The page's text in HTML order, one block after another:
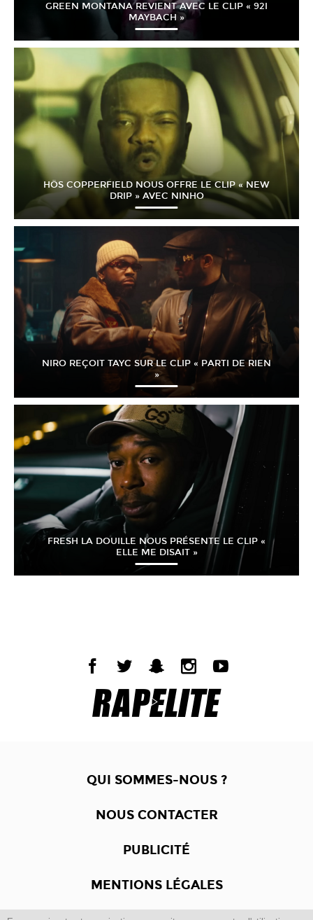
GREEN MONTANA REVIENT AVEC LE CLIP « 92I
MAYBACH »
HÖS COPPERFIELD NOUS OFFRE LE CLIP « NEW
DRIP » AVEC NINHO
NIRO REÇOIT TAYC SUR LE CLIP « PARTI DE RIEN
»
FRESH LA DOUILLE NOUS PRÉSENTE LE CLIP «
ELLE ME DISAIT »
QUI SOMMES-NOUS ?
NOUS CONTACTER
PUBLICITÉ
MENTIONS LÉGALES